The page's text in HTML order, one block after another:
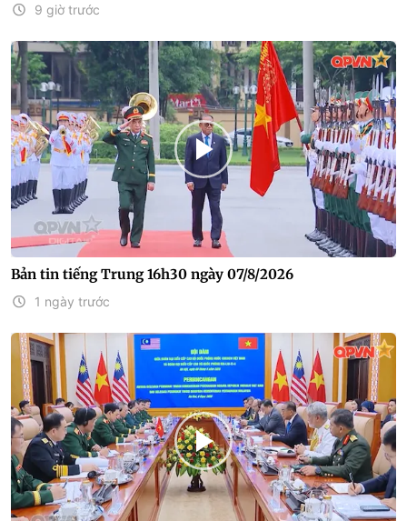
9 giờ trước
Bản tin tiếng Trung 16h30 ngày 07/8/2026
1 ngày trước